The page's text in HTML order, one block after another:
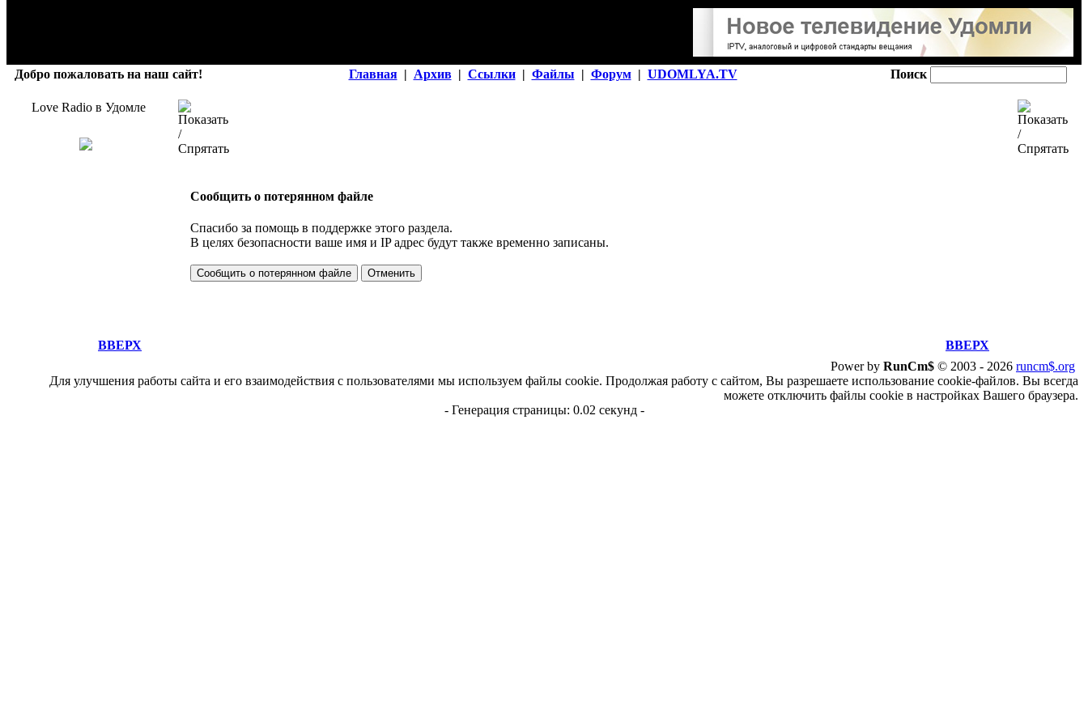
Добро пожаловать на наш сайт! Главная | Архив | Ссылки | Файлы | Форум | UDOMLYA.TV Поиск
Love Radio в Удомле
Сообщить о потерянном файле
Спасибо за помощь в поддержке этого раздела.
В целях безопасности ваше имя и IP адрес будут также временно записаны.
ВВЕРХ
ВВЕРХ
Power by RunCm$ © 2003 - 2026 runcm$.org
Для улучшения работы сайта и его взаимодействия с пользователями мы используем файлы cookie. Продолжая работу с сайтом, Вы разрешаете использование cookie-файлов. Вы всегда
можете отключить файлы cookie в настройках Вашего браузера.
- Генерация страницы: 0.02 секунд -